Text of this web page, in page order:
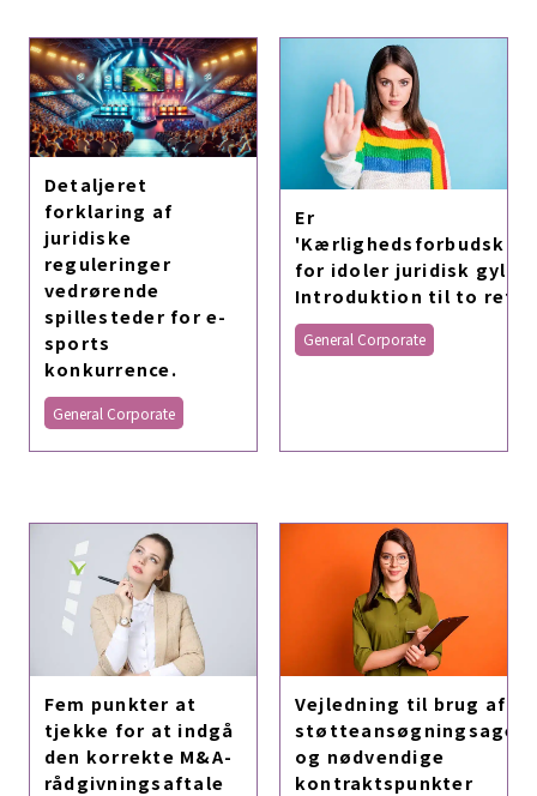
Detaljeret
forklaring af
juridiske
reguleringer
vedrørende
spillesteder for e-
sports
konkurrence.
General Corporate
Er
for idoler juridisk
Introduktion til to
General Corporate
Fem punkter at
tjekke for at indgå
den korrekte M&A-
rådgivningsaftale
Vejledning til brug af
og nødvendige
kontraktspunkter